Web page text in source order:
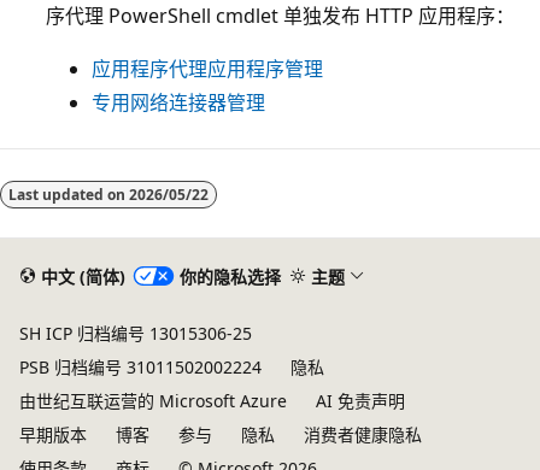
序代理 PowerShell cmdlet 单独发布 HTTP 应用程序：
应用程序代理应用程序管理
专用网络连接器管理
Last updated on 2026/05/22
中文 (简体) 你的隐私选择 主题
SH ICP 归档编号 13015306-25
PSB 归档编号 31011502002224
隐私
由世纪互联运营的 Microsoft Azure
AI 免责声明
早期版本
博客 参与 隐私
消费者健康隐私